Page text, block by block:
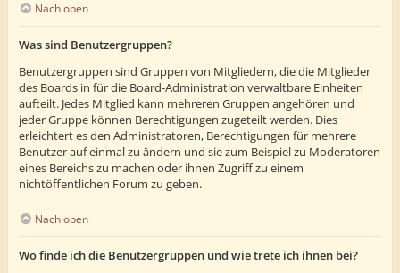
Nach oben
Was sind Benutzergruppen?
Benutzergruppen sind Gruppen von Mitgliedern, die die Mitglieder
des Boards in für die Board-Administration verwaltbare Einheiten
aufteilt. Jedes Mitglied kann mehreren Gruppen angehören und
jeder Gruppe können Berechtigungen zugeteilt werden. Dies
erleichtert es den Administratoren, Berechtigungen für mehrere
Benutzer auf einmal zu ändern und sie zum Beispiel zu Moderatoren
eines Bereichs zu machen oder ihnen Zugriff zu einem
nichtöffentlichen Forum zu geben.
Nach oben
Wo finde ich die Benutzergruppen und wie trete ich ihnen bei?